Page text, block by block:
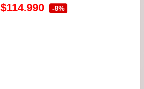
El
$114.990El-8%